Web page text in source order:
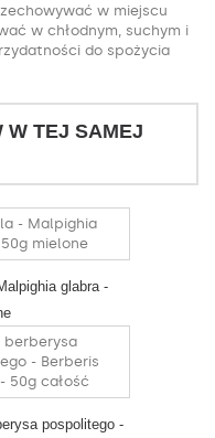
w miejscu
w chłodnym, suchym i
do spożycia
W TEJ SAMEJ
glabra -
pospolitego -